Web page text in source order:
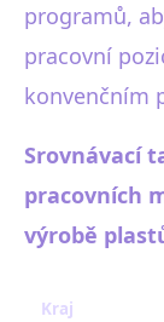
programů,
pracovní
konvenčním
Srovnávací
pracovních
výrobě
Kraj